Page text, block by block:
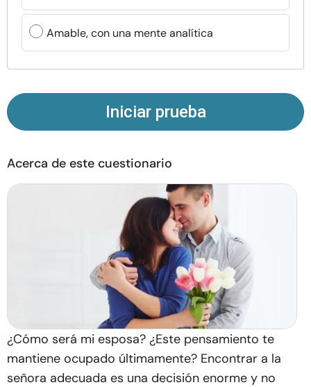
Comunidad
Encuentra un terapeuta
Idioma
nosotros
© Copyright 2026. Todos los derechos reservados.
Amable, con una mente analítica
Iniciar prueba
Acerca de este cuestionario
¿Cómo será mi esposa? ¿Este pensamiento te
mantiene ocupado últimamente? Encontrar a la
señora adecuada es una decisión enorme y no